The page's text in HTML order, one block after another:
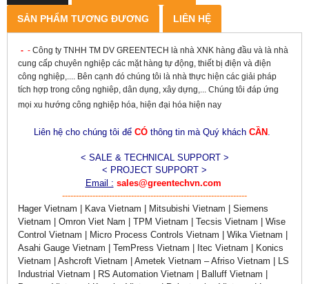
SẢN PHẨM TƯƠNG ĐƯƠNG LIÊN HỆ
- - Công ty TNHH TM DV GREENTECH là nhà XNK hàng đầu và là nhà
cung cấp chuyên nghiệp các mặt hàng tự động, thiết bị điện và điện
công nghiệp,.... Bên cạnh đó chúng tôi là nhà thực hiện các giải pháp
tích hợp trong công nghiêp, dân dụng, xây dựng,... Chúng tôi đáp ứng
mọi xu hướng công nghiệp hóa, hiện đại hóa hiện nay
Liên hệ cho chúng tôi để CÓthông tin mà Quý khách CẦN.
< SALE & TECHNICAL SUPPORT >
< PROJECT SUPPORT >
Email : sales@greentechvn.com
-------------------------------------------------------------------
Hager Vietnam | Kava Vietnam | Mitsubishi Vietnam | Siemens
Vietnam | Omron Viet Nam | TPM Vietnam | Tecsis Vietnam | Wise
Control Vietnam | Micro Process Controls Vietnam | Wika Vietnam |
Asahi Gauge Vietnam | TemPress Vietnam | Itec Vietnam | Konics
Vietnam | Ashcroft Vietnam | Ametek Vietnam – Afriso Vietnam | LS
Industrial Vietnam | RS Automation Vietnam | Balluff Vietnam |